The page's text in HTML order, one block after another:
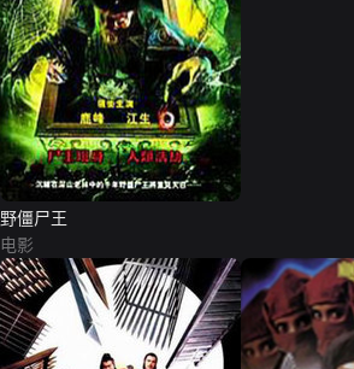
野僵尸王
电影